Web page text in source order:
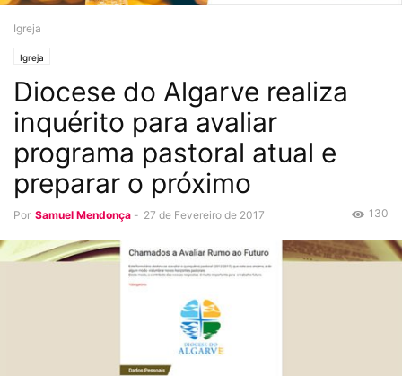
Igreja
Igreja
Diocese do Algarve realiza
inquérito para avaliar
programa pastoral atual e
preparar o próximo
Por Samuel Mendonça - 27 de Fevereiro de 2017 130